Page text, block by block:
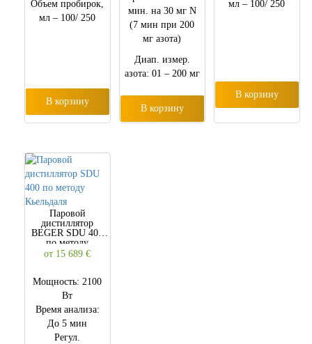
Объем пробирок,
мл – 100/ 250
В корзину
мин. на 30 мг N
(7 мин при 200
мг азота)
Диап. измер.
азота: 01 – 200 мг
В корзину
мл – 100/ 250
В корзину
Паровой
дистиллятор
BEGER SDU 400
по методу
Кьельдаля
от 15 689€
Мощность: 2100
Вт
Время анализа:
До 5 мин
Регул.